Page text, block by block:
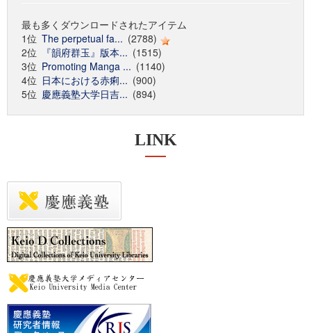
最も多くダウンロードされたアイテム
1位 The perpetual fa... (2788)
2位
『韻府群玉』版本... (1515)
3位 Promoting Manga ... (1140)
4位 日本における赤痢... (900)
5位 慶應義塾大学日吉... (894)
LINK